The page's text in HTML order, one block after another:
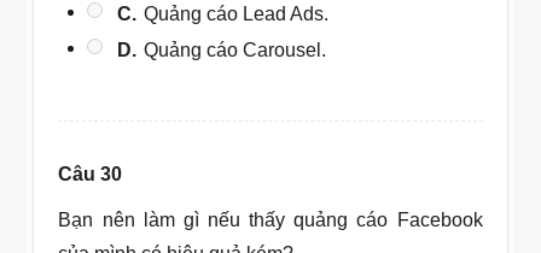
C. Quảng cáo Lead Ads.
D. Quảng cáo Carousel.
Câu 30
Bạn nên làm gì nếu thấy quảng cáo Facebook